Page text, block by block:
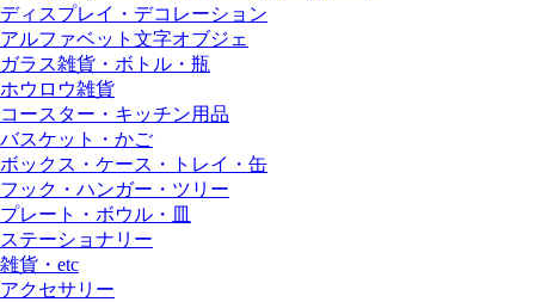
ディスプレイ・デコレーション
アルファベット文字オブジェ
ガラス雑貨・ボトル・瓶
ホウロウ雑貨
コースター・キッチン用品
バスケット・かご
ボックス・ケース・トレイ・缶
フック・ハンガー・ツリー
プレート・ボウル・皿
ステーショナリー
雑貨・etc
アクセサリー